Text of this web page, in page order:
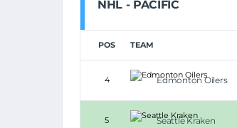
NHL - PACIFIC
POS TEAM
4 Edmonton Oilers
5 Seattle Kraken